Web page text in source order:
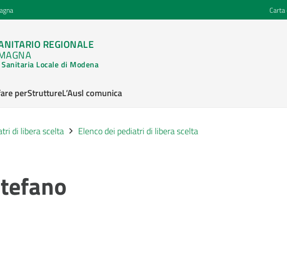
Carta
REGIONALE
Locale di Modena
perStruttureL’Ausl comunica
di libera scelta Elenco dei pediatri di libera scelta